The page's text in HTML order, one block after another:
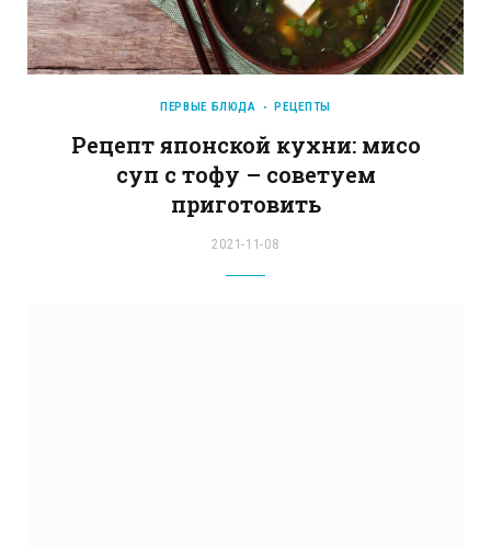
ПЕРВЫЕ БЛЮДА РЕЦЕПТЫ
Рецепт японской кухни: мисо
суп с тофу – советуем
приготовить
2021-11-08